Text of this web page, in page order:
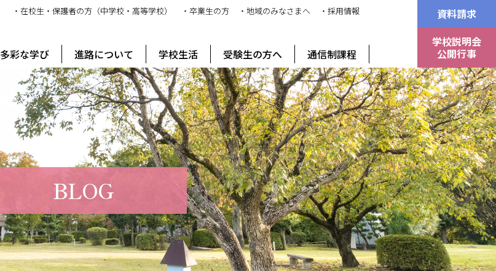
・在校生・保護者の方（中学校・高等学校） ・卒業生の方 ・地域のみなさまへ
・採用情報
多彩な学び 進路について 学校生活 受験生の方へ 通信制課程
資料請求
学校説明会
公開行事
BLOG